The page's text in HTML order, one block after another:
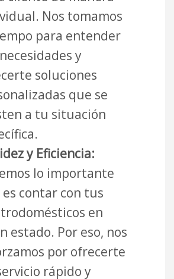
Nos tomamos
para entender
y
soluciones
que se
a tu situación
y Eficiencia:
lo importante
contar con tus
en
estado. Por eso, nos
por ofrecerte
rápido y